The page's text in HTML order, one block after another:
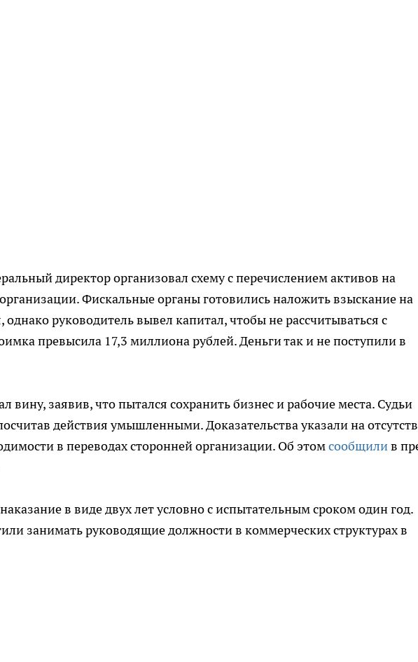
директор организовал схему с перечислением активов на
Фискальные органы готовились наложить взыскание на
однако руководитель вывел капитал, чтобы не рассчитываться с
превысила 17,3 миллиона рублей. Деньги так и не поступили в
вину, заявив, что пытался сохранить бизнес и рабочие места. Судьи
действия умышленными. Доказательства указали на
в переводах сторонней организации. Об этомсообщилив
в виде двух лет условно с испытательным сроком один год.
занимать руководящие должности в коммерческих структурах в